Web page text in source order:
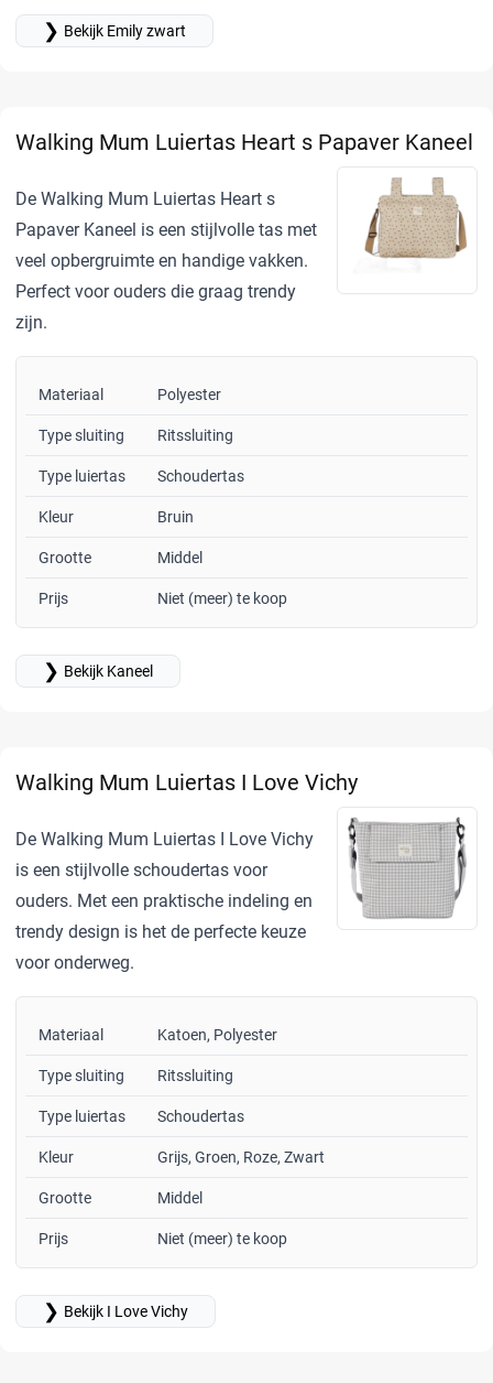
❯ Bekijk Emily zwart
Walking Mum Luiertas Heart s Papaver Kaneel
De Walking Mum Luiertas Heart s
Papaver Kaneel is een stijlvolle tas met
veel opbergruimte en handige vakken.
Perfect voor ouders die graag trendy
zijn.
Materiaal Polyester
Type sluiting Ritssluiting
Type luiertas Schoudertas
Kleur Bruin
Grootte Middel
Prijs Niet (meer) te koop
❯ Bekijk Kaneel
Walking Mum Luiertas I Love Vichy
De Walking Mum Luiertas I Love Vichy
is een stijlvolle schoudertas voor
ouders. Met een praktische indeling en
trendy design is het de perfecte keuze
voor onderweg.
Materiaal Katoen, Polyester
Type sluiting Ritssluiting
Type luiertas Schoudertas
Kleur Grijs, Groen, Roze, Zwart
Grootte Middel
Prijs Niet (meer) te koop
❯ Bekijk I Love Vichy